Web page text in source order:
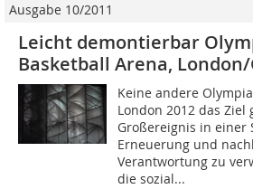
Ausgabe 10/2011
Leicht demontierbar
Basketball Arena, London/
Keine andere
London 2012 das Ziel
Großereignis in einer
Erneuerung und
Verantwortung zu
die sozial...